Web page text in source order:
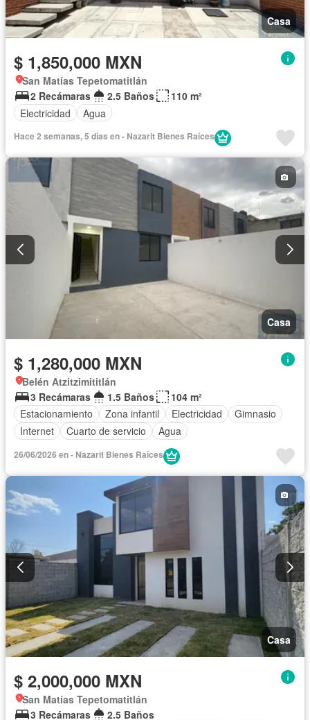
Casa
$ 1,850,000 MXN
San Matías Tepetomatitlán
2 Recámaras
2.5 Baños
110 m²
Electricidad
Agua
Hace 2 semanas, 5 días en - Nazarit Bienes Raíces
Casa
$ 1,280,000 MXN
Belén Atzitzimititlán
3 Recámaras
1.5 Baños
104 m²
Estacionamiento
Zona infantil Electricidad
Gimnasio
Internet
Cuarto de servicio Agua
26/06/2026 en - Nazarit Bienes Raíces
Casa
$ 2,000,000 MXN
San Matías Tepetomatitlán
3 Recámaras
2.5 Baños